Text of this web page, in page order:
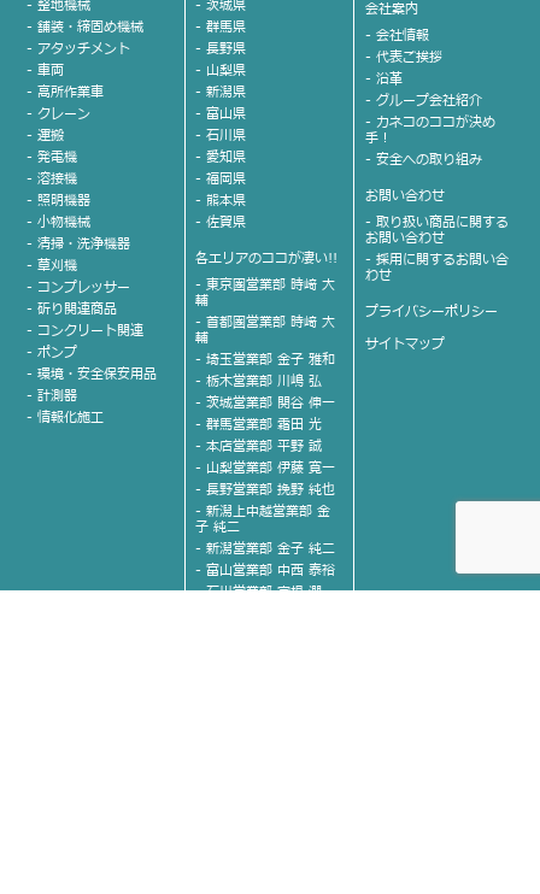
- 整地機械
- 舗装・締固め機械
- アタッチメント
- 車両
- 高所作業車
- クレーン
- 運搬
- 発電機
- 溶接機
- 照明機器
- 小物機械
- 清掃・洗浄機器
- 草刈機
- コンプレッサー
- 斫り関連商品
- コンクリート関連
- ポンプ
- 環境・安全保安用品
- 計測器
- 情報化施工
- 茨城県
- 群馬県
- 長野県
- 山梨県
- 新潟県
- 富山県
- 石川県
- 愛知県
- 福岡県
- 熊本県
- 佐賀県
各エリアのココが凄い!!
- 東京圏営業部 時﨑 大
輔
- 首都圏営業部 時﨑 大
輔
- 埼玉営業部 金子 雅和
- 栃木営業部 川嶋 弘
- 茨城営業部 関谷 伸一
- 群馬営業部 霜田 光
- 本店営業部 平野 誠
- 山梨営業部 伊藤 寛一
- 長野営業部 挽野 純也
- 新潟上中越営業部 金
子 純二
- 新潟営業部 金子 純二
- 富山営業部 中西 泰裕
- 石川営業部 宮根 潤一
会社案内
- 会社情報
- 代表ご挨拶
- 沿革
- グループ会社紹介
- カネコのココが決め
手！
- 安全への取り組み
お問い合わせ
- 取り扱い商品に関する
お問い合わせ
- 採用に関するお問い合
わせ
プライバシーポリシー
サイトマップ